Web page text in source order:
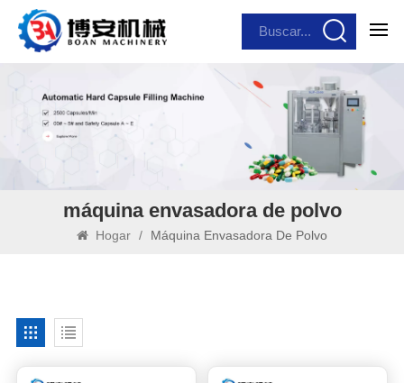
máquina envasadora de polvo
Hogar / Máquina Envasadora De Polvo